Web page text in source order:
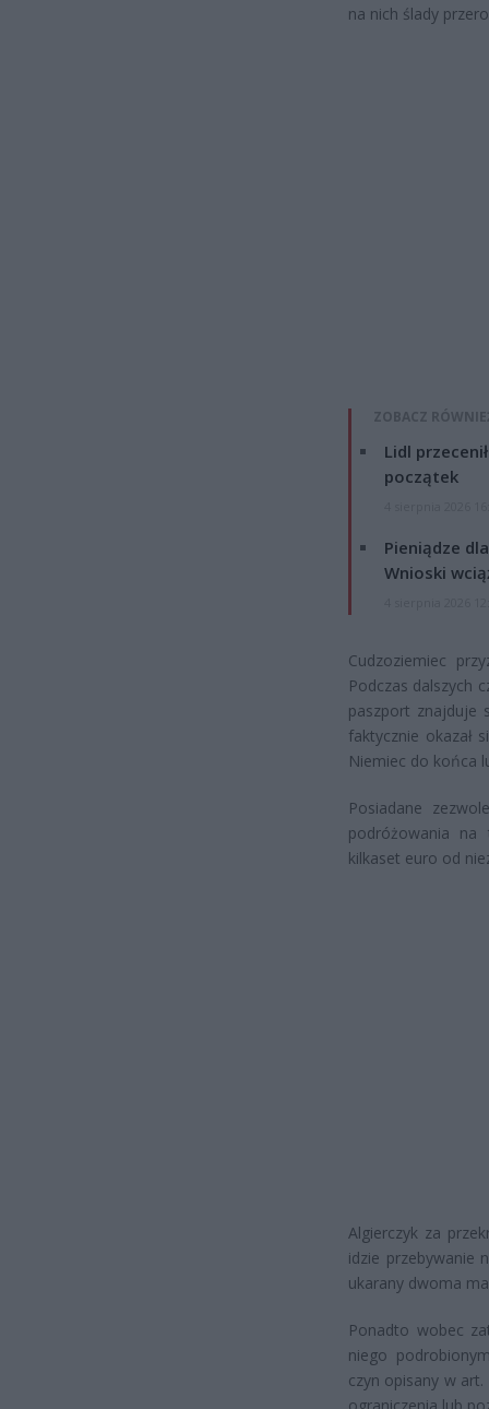
na nich ślady
ZOBACZ
Lidl
początek
Pieniądze
Wnioski
Cudzoziemiec
Podczas dalszych
paszport znajduje
faktycznie okazał
Niemiec do końca
Posiadane
podróżowania na
kilkaset euro od
Algierczyk za
idzie przebywanie
ukarany dwoma
Ponadto wobec
niego
czyn opisany w